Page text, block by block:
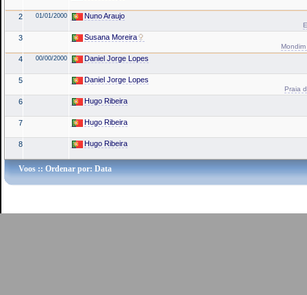
2 01/01/2000 Nuno Araujo
3 Susana Moreira
4 00/00/2000 Daniel Jorge Lopes
5 Daniel Jorge Lopes
Praia
6 Hugo Ribeira
7 Hugo Ribeira
8 Hugo Ribeira
Voos :: Ordenar por: Data